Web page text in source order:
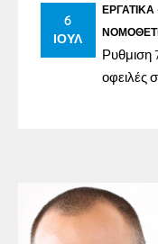
6
ΙΟΎΛ
ΕΡΓΑΤΙΚΆ
Ρυθμιση
οφειλές